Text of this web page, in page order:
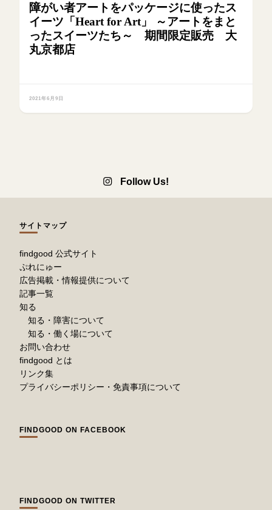
障がい者アートをパッケージに使ったス
イーツ「Heart for Art」 ～アートをまと
ったスイーツたち～ 期間限定販売 大
丸京都店
2021年6月9日
Follow Us!
サイトマップ
findgood 公式サイト
ぷれにゅー
広告掲載・情報提供について
記事一覧
知る
知る・障害について
知る・働く場について
お問い合わせ
findgood とは
リンク集
プライバシーポリシー・免責事項について
FINDGOOD ON FACEBOOK
FINDGOOD ON TWITTER